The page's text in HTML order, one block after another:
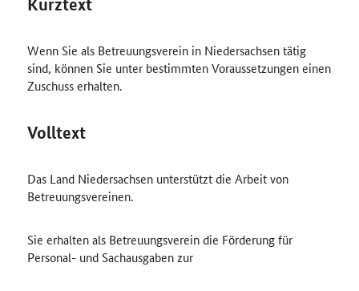
Wenn Sie als Betreuungsverein in Niedersachsen tätig
sind, können Sie unter bestimmten Voraussetzungen einen
Zuschuss erhalten.
Volltext
Das Land Niedersachsen unterstützt die Arbeit von
Betreuungsvereinen.
Sie erhalten als Betreuungsverein die Förderung für
Personal- und Sachausgaben zur